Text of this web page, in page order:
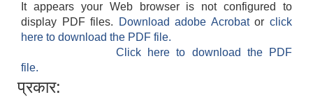
It appears your Web browser is not configured to
display PDF files.
Download adobe Acrobatorclick
here to download the PDF file.
Click here to download the PDF
file.
प्रकार: